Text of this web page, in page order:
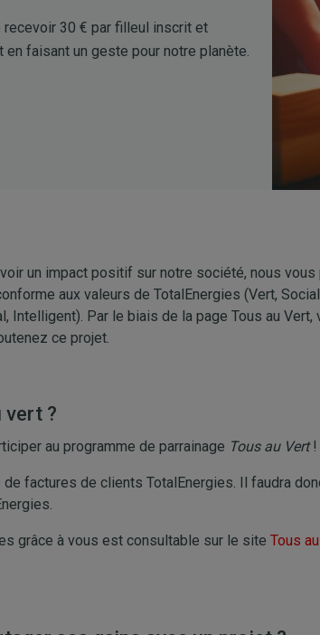
recevoir 30 € par filleul inscrit et
en faisant un geste pour notre planète.
un impact positif sur notre société, nous
aux valeurs de TotalEnergies (Vert,
Intelligent). Par le biais de la page Tous au
ce projet.
vert ?
au programme de parrainage Tous au Vert!
factures de clients TotalEnergies. Il faudra
grâce à vous est consultable sur le site Tous